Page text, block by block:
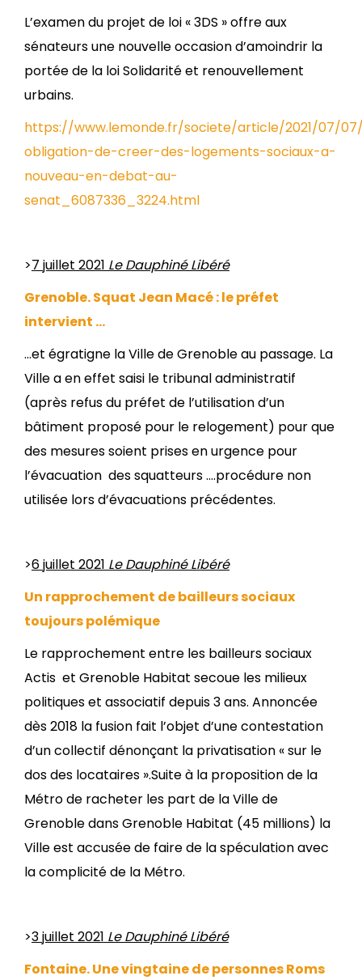
L’examen du projet de loi « 3DS » offre aux
sénateurs une nouvelle occasion d’amoindrir la
portée de la loi Solidarité et renouvellement
urbains.
https://www.lemonde.fr/societe/article/2021/07/
obligation-de-creer-des-logements-sociaux-a-
nouveau-en-debat-au-
senat_6087336_3224.html
>7 juillet 2021 Le Dauphiné Libéré
Grenoble. Squat Jean Macé : le préfet
intervient …
…et égratigne la Ville de Grenoble au passage. La
Ville a en effet saisi le tribunal administratif
(après refus du préfet de l’utilisation d’un
bâtiment proposé pour le relogement) pour que
des mesures soient prises en urgence pour
l’évacuation des squatteurs ….procédure non
utilisée lors d’évacuations précédentes.
>6 juillet 2021 Le Dauphiné Libéré
Un rapprochement de bailleurs sociaux
toujours polémique
Le rapprochement entre les bailleurs sociaux
Actis et Grenoble Habitat secoue les milieux
politiques et associatif depuis 3 ans. Annoncée
dès 2018 la fusion fait l’objet d’une contestation
d’un collectif dénonçant la privatisation « sur le
dos des locataires ».Suite à la proposition de la
Métro de racheter les part de la Ville de
Grenoble dans Grenoble Habitat (45 millions) la
Ville est accusée de faire de la spéculation avec
la complicité de la Métro.
>3 juillet 2021 Le Dauphiné Libéré
Fontaine. Une vingtaine de personnes Roms